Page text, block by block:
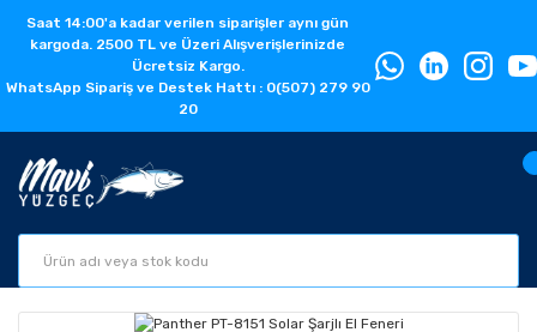
Saat 14:00'a kadar verilen siparişler aynı gün
kargoda. 2500 TL ve Üzeri Alışverişlerinizde
Ücretsiz Kargo.
WhatsApp Sipariş ve Destek Hattı : 0(507) 279 90
20